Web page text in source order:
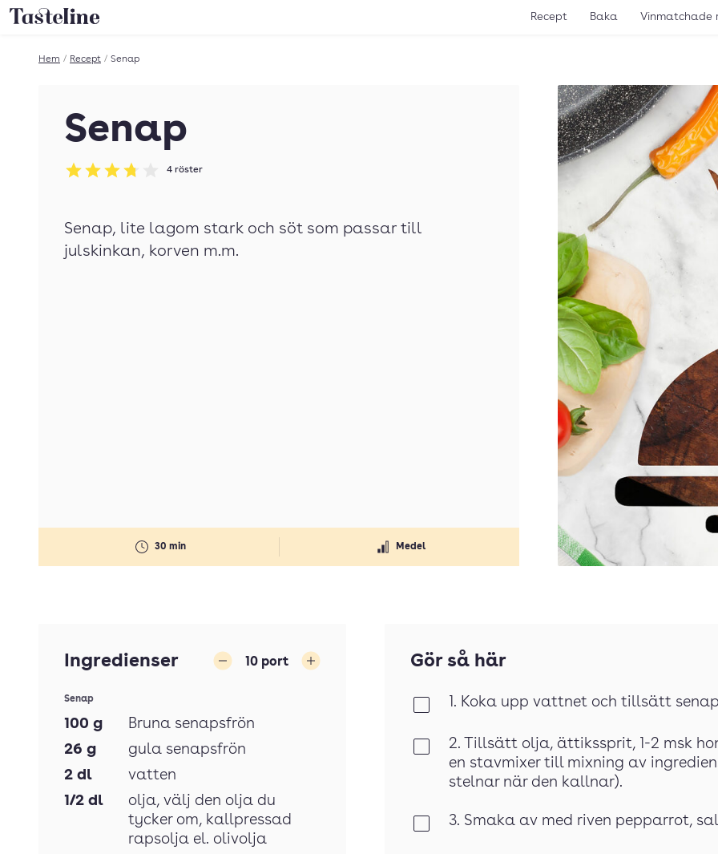
Till Tastelines startsida Recept Baka Vinmatchade
Hem / Recept / Senap
Senap
Betyg: 3.75 av 5
4 röster
30 min Medel
Senap, lite lagom stark och söt som passar till
julskinkan, korven m.m.
Ingredienser 10 port
Senap
100 g
Bruna senapsfrön
26 g
gula senapsfrön
2 dl
vatten
1/2 dl olja, välj den olja du
tycker om, kallpressad
rapsolja el. olivolja
Gör så här
1. Koka upp vattnet och tillsätt
2. Tillsätt olja, ättikssprit, 1-2 msk
en stavmixer till mixning av
stelnar när den kallnar).
3. Smaka av med riven pepparrot,